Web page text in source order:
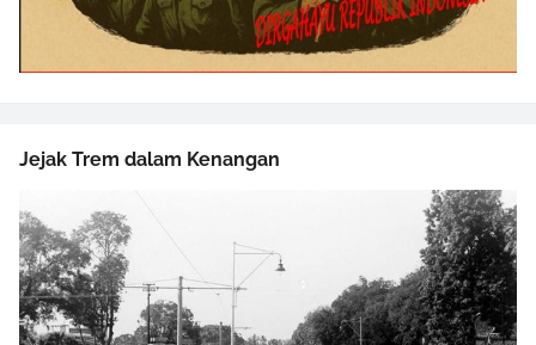
Jejak Trem dalam Kenangan